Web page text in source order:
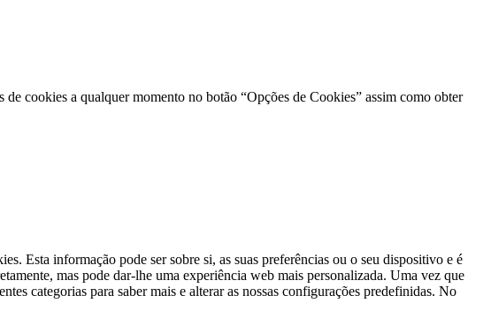
cookies a qualquer momento no botão “Opções de Cookies” assim como obter
Esta informação pode ser sobre si, as suas preferências ou o seu dispositivo e é
mas pode dar-lhe uma experiência web mais personalizada. Uma vez que
categorias para saber mais e alterar as nossas configurações predefinidas. No